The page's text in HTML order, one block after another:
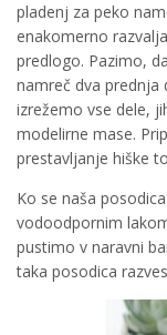
pladenj za peko
enakomerno
predlogo. Pazimo,
namreč dva prednja
izrežemo vse dele,
modelirne mase.
prestavljanje hiške
Ko se naša
vodoodpornim
pustimo v naravni
taka posodica